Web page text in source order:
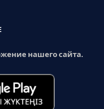
нашего сайта.